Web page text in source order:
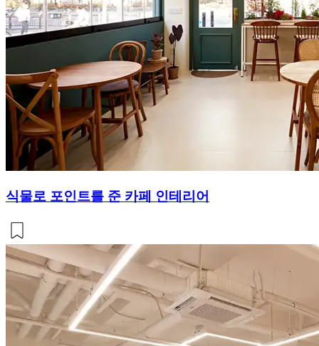
식물로 포인트를 준 카페 인테리어